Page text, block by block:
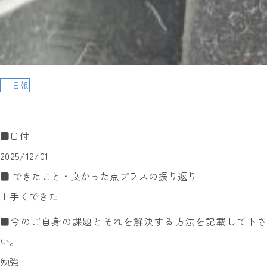
日報
■日付
2025/12/01
■ できたこと・良かった点プラスの振り返り
上手くできた
■今のご自身の課題とそれを解決する方法を記載して下さ
い。
勉強